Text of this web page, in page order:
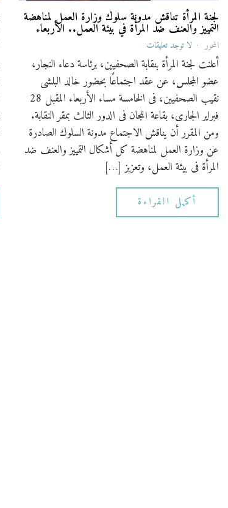
لجنة المرأة تناقش مدونة سلوك وزارة العمل لمناهضة
التمييز والعنف ضد المرأة في بيئة العمل.. الأربعاء
المحرر لا توجد تعليقات
أعلنت لجنة المرأة بنقابة الصحفيين، برئاسة دعاء النجار،
عضو المجلس، عن عقد اجتماعًا بحضور خالد البلشى
نقيب الصحفيين، فى الخامسة مساء الأربعاء المقبل 28
فبراير الجارى، بقاعة اللجان فى الدور الثالث بمقر النقابة.
ومن المقرر أن يناقش الاجتماع مدونة السلوك الصادرة
عن وزارة العمل لمناهضة كل أشكال التمييز والعنف ضد
المرأة فى بيئة العمل، وتعزيز […]
أكمل القراءة